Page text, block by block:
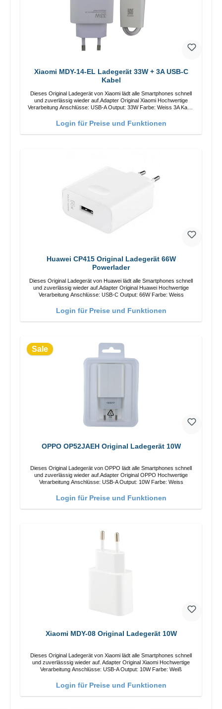
Xiaomi MDY-14-EL Ladegerät 33W + 3A USB-C
Kabel
Dieses Original Ladegerät von Xiaomi lädt alle Smartphones schnell
und zuverlässig wieder auf.Adapter Original Xiaomi Hochwertige
Verarbeitung Anschlüsse: USB-A Output: 33W Farbe: Weiss 3A Kabel
Login für Preise und Funktionen
Huawei CP415 Original Ladegerät 66W
Powerlader
Dieses Original Ladegerät von Huawei lädt alle Smartphones schnell
und zuverlässig wieder auf.Adapter Original Huawei Hochwertige
Verarbeitung Anschlüsse: USB-C Output: 66W Farbe: Weiss
Login für Preise und Funktionen
Sale
OPPO OP52JAEH Original Ladegerät 10W
Dieses Original Ladegerät von OPPO lädt alle Smartphones schnell
und zuverlässig wieder auf.Adapter Original OPPO Hochwertige
Verarbeitung Anschlüsse: USB-A Output: 10W Farbe: Weiss
Login für Preise und Funktionen
Xiaomi MDY-08 Original Ladegerät 10W
Dieses Original Ladegerät von Xiaomi lädt alle Smartphones schnell
und zuverlässsig wieder auf. Adapter Original Xiaomi Hochwertige
Verarbeitung Anschlüsse: USB-A Output: 10W Farbe: Weiß
Login für Preise und Funktionen